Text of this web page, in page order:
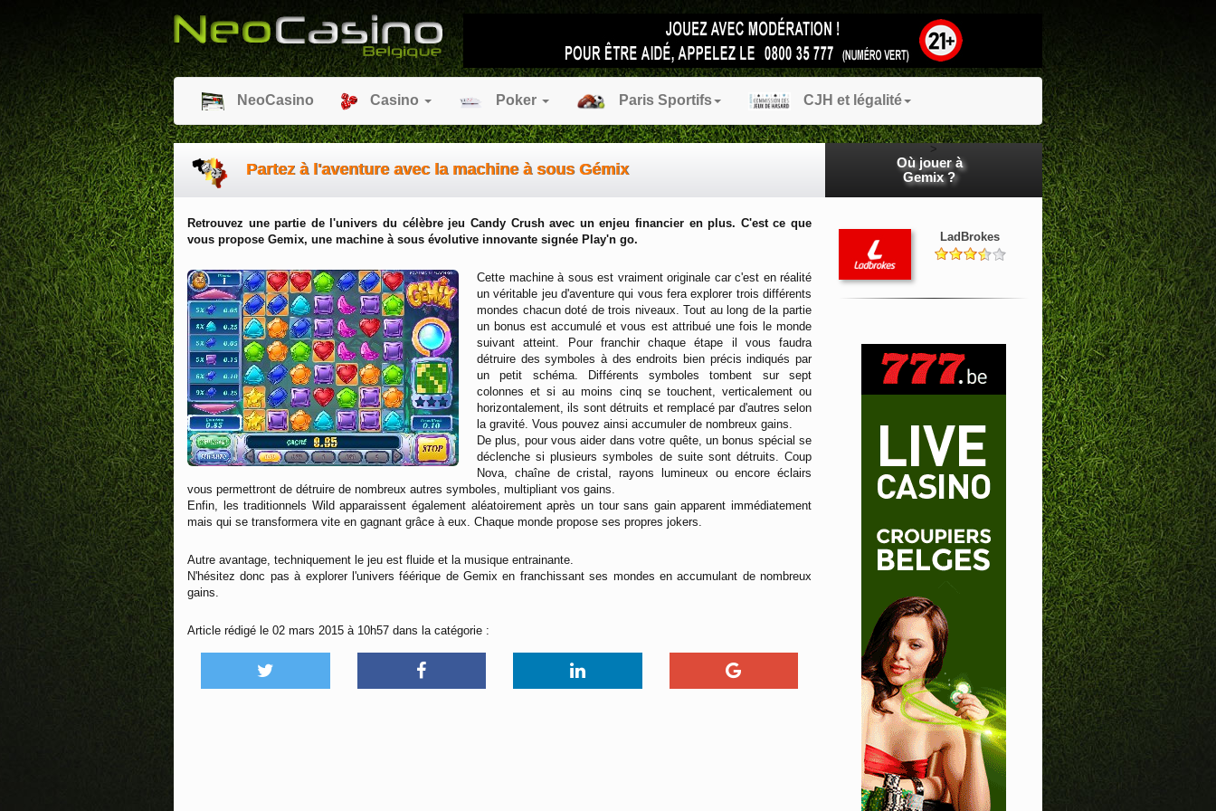
NeoCasino Casino Poker Paris Sportifs CJH et légalité
Partez à l'aventure avec la machine à sous Gémix
Retrouvez une partie de l'univers du célèbre jeu Candy Crush avec un enjeu financier en plus. C'est ce que
vous propose Gemix, une machine à sous évolutive innovante signée Play'n go.
Cette machine à sous est vraiment originale car c'est en réalité
un véritable jeu d'aventure qui vous fera explorer trois différents
mondes chacun doté de trois niveaux. Tout au long de la partie
un bonus est accumulé et vous est attribué une fois le monde
suivant atteint. Pour franchir chaque étape il vous faudra
détruire des symboles à des endroits bien précis indiqués par
un petit schéma. Différents symboles tombent sur sept
colonnes et si au moins cinq se touchent, verticalement ou
horizontalement, ils sont détruits et remplacé par d'autres selon
la gravité. Vous pouvez ainsi accumuler de nombreux gains.
De plus, pour vous aider dans votre quête, un bonus spécial se
déclenche si plusieurs symboles de suite sont détruits. Coup
Nova, chaîne de cristal, rayons lumineux ou encore éclairs
vous permettront de détruire de nombreux autres symboles, multipliant vos gains.
Enfin, les traditionnels Wild apparaissent également aléatoirement après un tour sans gain apparent immédiatement
mais qui se transformera vite en gagnant grâce à eux. Chaque monde propose ses propres jokers.
Autre avantage, techniquement le jeu est fluide et la musique entrainante.
N'hésitez donc pas à explorer l'univers féérique de Gemix en franchissant ses mondes en accumulant de nombreux
gains.
Article rédigé le 02 mars 2015 à 10h57 dans la catégorie :
>
Où jouer à
Gemix ?
LadBrokes